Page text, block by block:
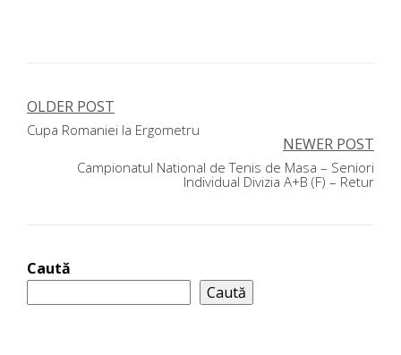
Navigare
în
articole
OLDER POST
Cupa Romaniei la Ergometru
NEWER POST
Campionatul National de Tenis de Masa – Seniori
Individual Divizia A+B (F) – Retur
Caută
Caută